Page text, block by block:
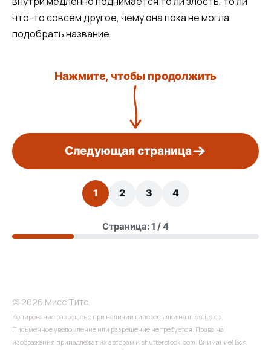
что-то совсем другое, чему она пока не могла
подобрать название.
Нажмите, чтобы продолжить
Следующая страница
1 2 3 4
Страница: 1 / 4
© 2026 Мисс Титс.
Копирование разрешено при наличии гиперссылки на misstits.co.
Письменное уведомление или разрешение не требуется. Права на
изображения принадлежат их авторам и shutterstock.com. Внимание! Вся